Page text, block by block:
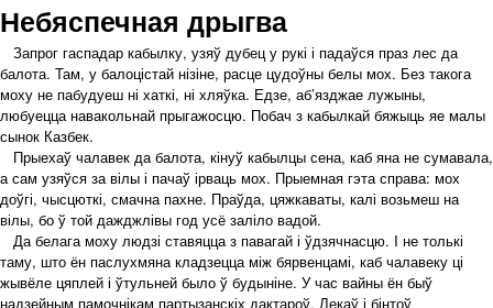
Небяспечная дрыгва
Запрог гаспадар кабылку, узяў дубец у рукі і падаўся праз лес да
балота. Там, у балоцістай нізіне, расце цудоўны белы мох. Без такога
моху не пабудуеш ні хаткі, ні хляўка. Едзе, аб’язджае лужыны,
любуецца навакольнай прыгажосцю. Побач з кабылкай бяжыць яе малы
сынок Казбек.
Прыехаў чалавек да балота, кінуў кабылцы сена, каб яна не сумавала,
а сам узяўся за вілы і пачаў ірваць мох. Прыемная гэта справа: мох
доўгі, чысцюткі, смачна пахне. Праўда, цяжкаваты, калі возьмеш на
вілы, бо ў той дажджлівы год усё заліло вадой.
Да белага моху людзі ставяцца з павагай і ўдзячнасцю. I не толькі
таму, што ён паслухмяна кладзецца між бярвенцамі, каб чалавеку ці
жывёле цяплей і ўтульней было ў будыніне. У час вайны ён быў
надзейным памочнікам партызанскіх дактароў. Лекаў і бінтоў